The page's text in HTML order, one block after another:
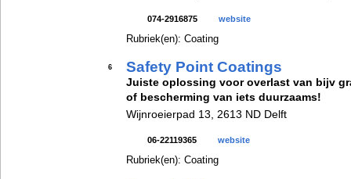
074-2916875 website
Rubriek(en): Coating
6 Safety Point Coatings
Juiste oplossing voor overlast van bijv
of bescherming van iets duurzaams!
Wijnroeierpad 13, 2613 ND Delft
06-22119365 website
Rubriek(en): Coating